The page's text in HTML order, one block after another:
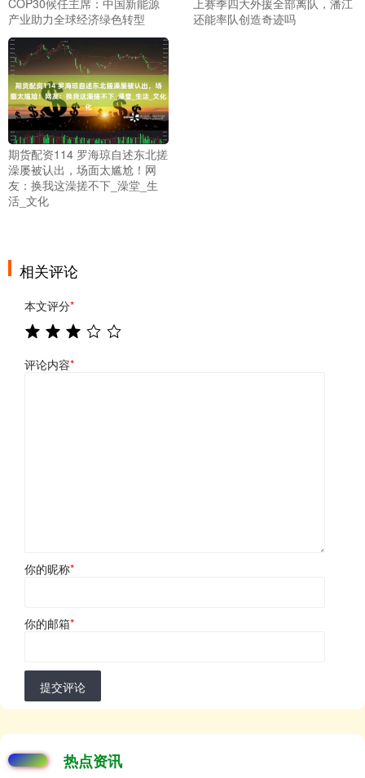
产业助力全球经济绿色转型
还能率队创造奇迹吗
期货配资114 罗海琼自述东北搓
澡屡被认出，场面太尴尬！网
友：换我这澡搓不下_澡堂_生
活_文化
相关评论
本文评分*
评论内容*
你的昵称*
你的邮箱*
提交评论
热点资讯